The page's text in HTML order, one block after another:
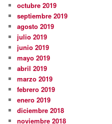
octubre 2019
septiembre 2019
agosto 2019
julio 2019
junio 2019
mayo 2019
abril 2019
marzo 2019
febrero 2019
enero 2019
diciembre 2018
noviembre 2018